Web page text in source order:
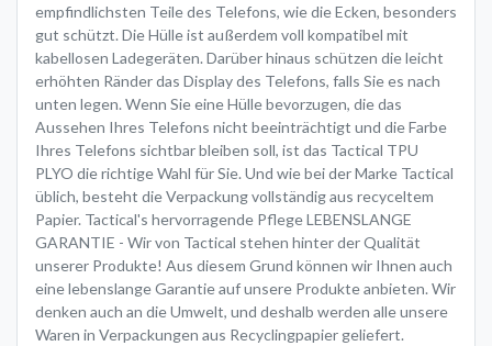
empfindlichsten Teile des Telefons, wie die Ecken, besonders
gut schützt. Die Hülle ist außerdem voll kompatibel mit
kabellosen Ladegeräten. Darüber hinaus schützen die leicht
erhöhten Ränder das Display des Telefons, falls Sie es nach
unten legen. Wenn Sie eine Hülle bevorzugen, die das
Aussehen Ihres Telefons nicht beeinträchtigt und die Farbe
Ihres Telefons sichtbar bleiben soll, ist das Tactical TPU
PLYO die richtige Wahl für Sie. Und wie bei der Marke Tactical
üblich, besteht die Verpackung vollständig aus recyceltem
Papier. Tactical's hervorragende Pflege LEBENSLANGE
GARANTIE - Wir von Tactical stehen hinter der Qualität
unserer Produkte! Aus diesem Grund können wir Ihnen auch
eine lebenslange Garantie auf unsere Produkte anbieten. Wir
denken auch an die Umwelt, und deshalb werden alle unsere
Waren in Verpackungen aus Recyclingpapier geliefert.